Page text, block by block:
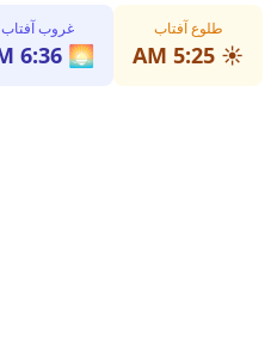
طلوع آفتاب
☀️
5:25 AM
غروب آفتاب
🌅
6:36 PM